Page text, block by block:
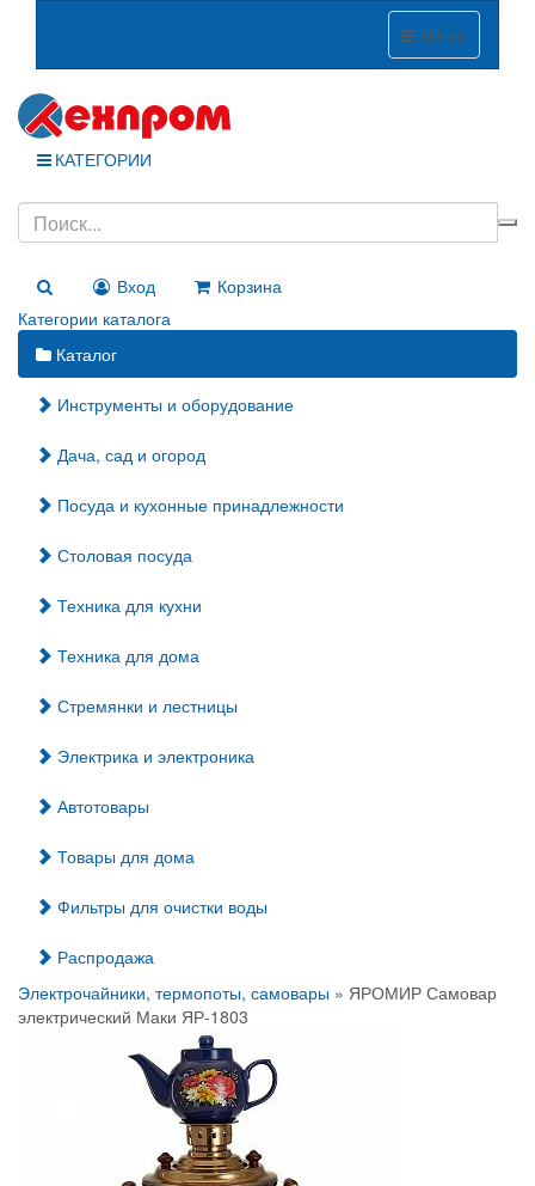
Меню
КАТЕГОРИИ
Вход
Корзина
Категории каталога
Каталог
Инструменты и оборудование
Дача, сад и огород
Посуда и кухонные принадлежности
Столовая посуда
Техника для кухни
Техника для дома
Стремянки и лестницы
Электрика и электроника
Автотовары
Товары для дома
Фильтры для очистки воды
Распродажа
Электрочайники, термопоты, самовары » ЯРОМИР Самовар
электрический Маки ЯР-1803